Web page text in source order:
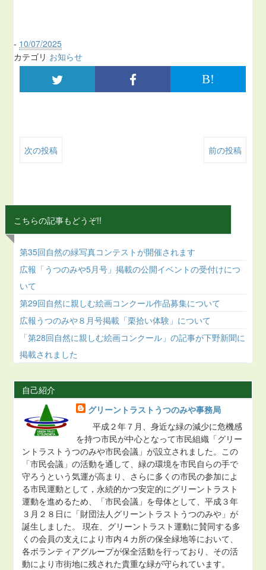
- 10/07/2025
カテゴリ お知らせ
B!
次の投稿 前の投稿
こちらの記事もどうぞ!!
第35回自然の緑写真コンテストが開催されます
広報「うつのみや5月号」掲載の公開イベントの受付けにつ
いて
第29回自然に親しむ絵画コンクール作品募集について
広報うつのみや８月号掲載「栗拾い体験」について
「第28回自然に親しむ絵画コンクール」の記事が下野新聞に
掲載されました
自己紹介
グリーントラストうつのみや事務局
平成２年７月、身近な緑の減少に危機感
を持つ市民が中心となって市民組織「グリー
ントラストうつのみや市民会議」が設立されました。この
「市民会議」の活動を通して、緑の環境を市民自らの手で
守ろうという気運が高まり、さらに多くの市民の参加によ
る市民運動として，永続的かつ安定的にグリーントラスト
運動を進めるため、「市民会議」を母体として、平成３年
３月２８日に「財団法人グリーントラストうつのみや」が
誕生しました。 現在、グリーントラスト運動に賛同する多
くの会員の支えにより市内４カ所の保全緑地等において、
各ボランティアグループが保全活動を行っており、その活
動により市街地に残された貴重な緑が守られています。